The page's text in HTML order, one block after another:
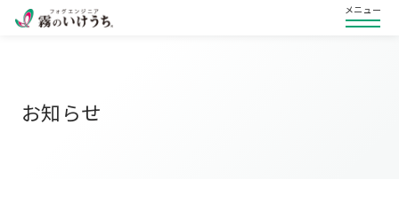
メニュー
お知らせ